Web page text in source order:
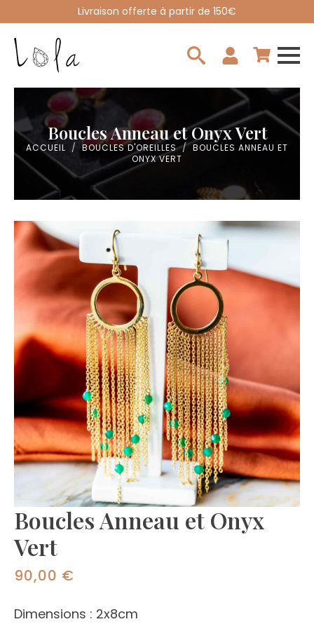
Livraison offerte à partir de 150€
Boucles Anneau et Onyx Vert
ACCUEIL BOUCLES D'OREILLES
BOUCLES ANNEAU ET
ONYX VERT
Boucles Anneau et Onyx
Vert
90,00 €
Dimensions : 2x8cm